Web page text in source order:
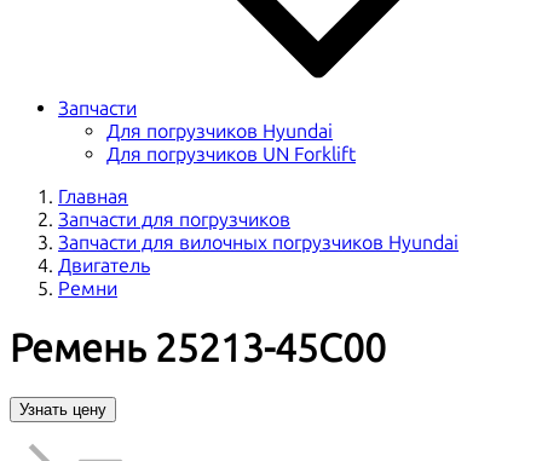
Запчасти
Для погрузчиков Hyundai
Для погрузчиков UN Forklift
Главная
Запчасти для погрузчиков
Запчасти для вилочных погрузчиков Hyundai
Двигатель
Ремни
Ремень 25213-45C00
Узнать цену